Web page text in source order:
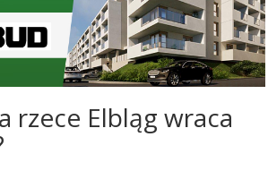
rzece Elbląg wraca